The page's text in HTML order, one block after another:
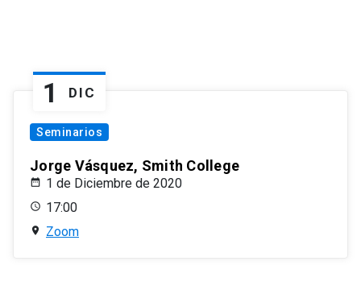
1 DIC
Seminarios
Jorge Vásquez, Smith College
1 de Diciembre de 2020
17:00
Zoom